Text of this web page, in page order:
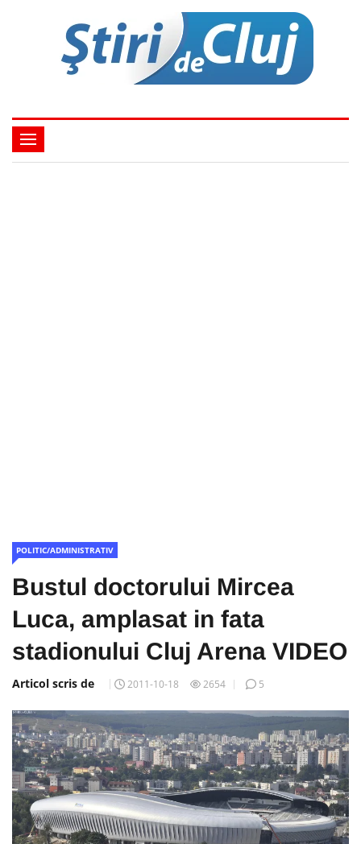
POLITIC/ADMINISTRATIV
Bustul doctorului Mircea
Luca, amplasat in fata
stadionului Cluj Arena VIDEO
Articol scris de 2011-10-18 2654 5